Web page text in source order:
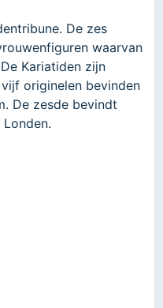
De zes
waarvan
Kariatiden zijn
originelen bevinden
De zesde bevindt